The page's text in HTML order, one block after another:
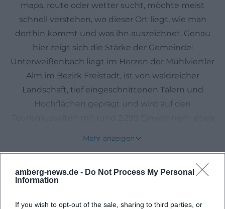
amberg-news.de - Do Not Process My Personal
Information
If you wish to opt-out of the sale, sharing to third parties, or
maps, route oder wetter sucht, möchte meist
schnell verstehen, wo dieser Ort liegt, wie man
dorthin kommt und was ihn auszeichnet. Genau
hier zeigt sich die Stärke der Gemeinde:
Unterweißenbach liegt im Herzen der Mühlviertler
Alm im Bezirk Freistadt, ist von waldreicher
Landschaft, tief eingeschnittenen Tälern und
Hochflächen geprägt und wird auf den
ihn im Alltag deutlich wichtiger macht, als seine
erlebt keine hektische Stadtkulisse, sondern eine
Mehr anzeigen
Bevorstehende Veranstaltungen